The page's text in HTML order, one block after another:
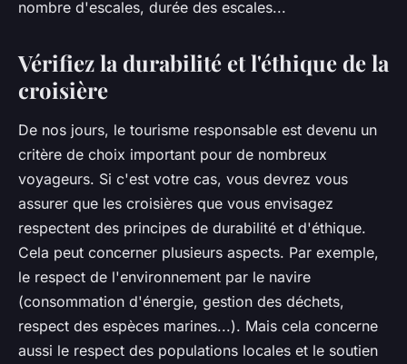
nombre d'escales, durée des escales...
Vérifiez la durabilité et l'éthique de la
croisière
De nos jours, le tourisme responsable est devenu un
critère de choix important pour de nombreux
voyageurs. Si c'est votre cas, vous devrez vous
assurer que les croisières que vous envisagez
respectent des principes de durabilité et d'éthique.
Cela peut concerner plusieurs aspects. Par exemple,
le respect de l'environnement par le navire
(consommation d'énergie, gestion des déchets,
respect des espèces marines...). Mais cela concerne
aussi le respect des populations locales et le soutien